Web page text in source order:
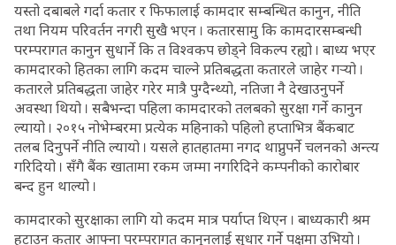
यस्तो दबाबले गर्दा कतार र फिफालाई कामदार सम्बन्धित कानुन, नीति
तथा नियम परिवर्तन नगरी सुखै भएन । कतारसामु कि कामदारसम्बन्धी
परम्परागत कानुन सुधार्ने कि त विश्वकप छोड्ने विकल्प रह्यो । बाध्य भएर
कामदारको हितका लागि कदम चाल्ने प्रतिबद्धता कतारले जाहेर गर्‍यो ।
कतारले प्रतिबद्धता जाहेर गरेर मात्रै पुग्दैन्थ्यो, नतिजा नै देखाउनुपर्ने
अवस्था थियो । सबैभन्दा पहिला कामदारको तलबको सुरक्षा गर्ने कानुन
ल्यायो । २०१५ नोभेम्बरमा प्रत्येक महिनाको पहिलो हप्ताभित्र बैंकबाट
तलब दिनुपर्ने नीति ल्यायो । यसले हातहातमा नगद थाप्नुपर्ने चलनको अन्त्य
गरिदियो । सँगै बैंक खातामा रकम जम्मा नगरिदिने कम्पनीको कारोबार
बन्द हुन थाल्यो ।
कामदारको सुरक्षाका लागि यो कदम मात्र पर्याप्त थिएन । बाध्यकारी श्रम
हटाउन कतार आफ्ना परम्परागत कानुनलाई सुधार गर्ने पक्षमा उभियो ।